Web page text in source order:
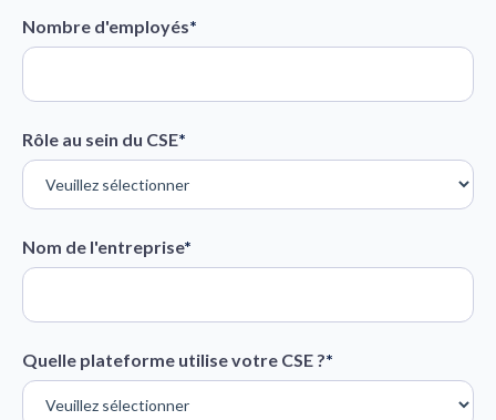
Nombre d'employés*
Rôle au sein du CSE*
Nom de l'entreprise*
Quelle plateforme utilise votre CSE ?*